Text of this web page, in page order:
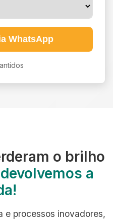
WhatsApp
o brilho
a
e processos inovadores,